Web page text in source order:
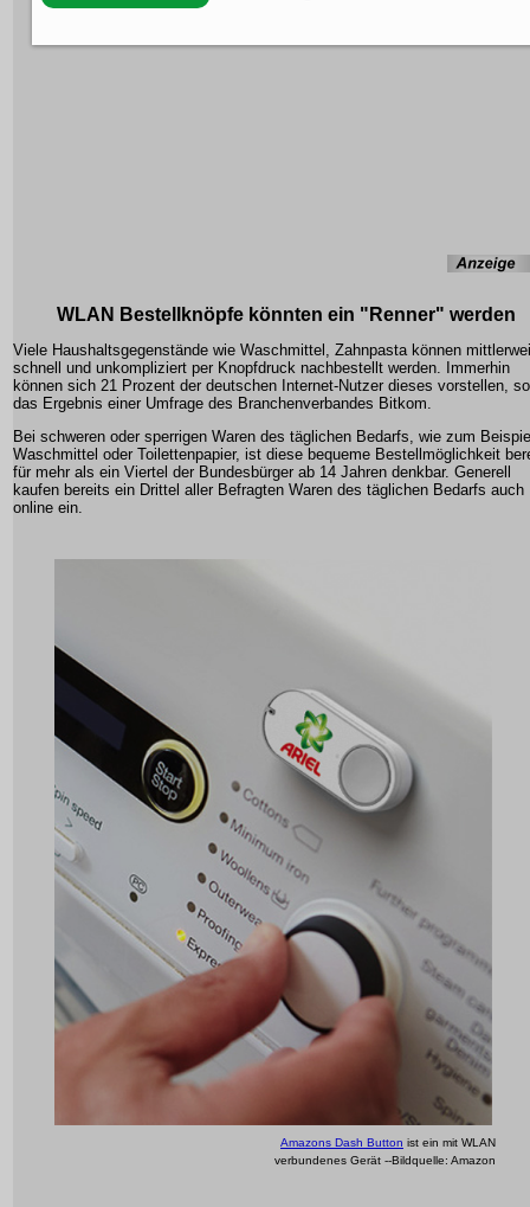
WLAN Bestellknöpfe könnten ein "Renner" werden
Viele Haushaltsgegenstände wie Waschmittel, Zahnpasta können
schnell und unkompliziert per Knopfdruck nachbestellt werden. Immerhin
können sich 21 Prozent der deutschen Internet-Nutzer dieses vorstellen, so
das Ergebnis einer Umfrage des Branchenverbandes Bitkom.
Bei schweren oder sperrigen Waren des täglichen Bedarfs, wie zum
Waschmittel oder Toilettenpapier, ist diese bequeme Bestellmöglichkeit
für mehr als ein Viertel der Bundesbürger ab 14 Jahren denkbar. Generell
kaufen bereits ein Drittel aller Befragten Waren des täglichen Bedarfs auch
online ein.
Amazons Dash Button ist ein mit WLAN
verbundenes Gerät --Bildquelle: Amazon